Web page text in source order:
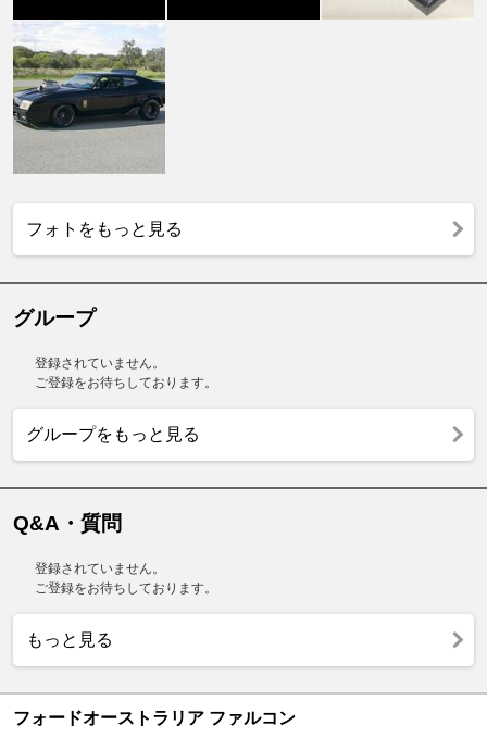
フォトをもっと見る
グループ
登録されていません。
ご登録をお待ちしております。
グループをもっと見る
Q&A・質問
登録されていません。
ご登録をお待ちしております。
もっと見る
フォードオーストラリア ファルコン